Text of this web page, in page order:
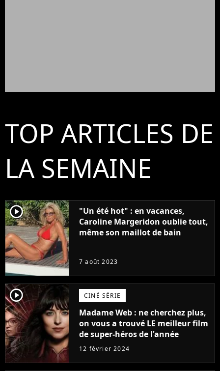
TOP ARTICLES DE
LA SEMAINE
player2
"Un été hot" : en vacances,
Caroline Margeridon oublie tout,
même son maillot de bain
7 août 2023
player2 CINÉ SÉRIE
Madame Web : ne cherchez plus,
on vous a trouvé LE meilleur film
de super-héros de l'année
12 février 2024